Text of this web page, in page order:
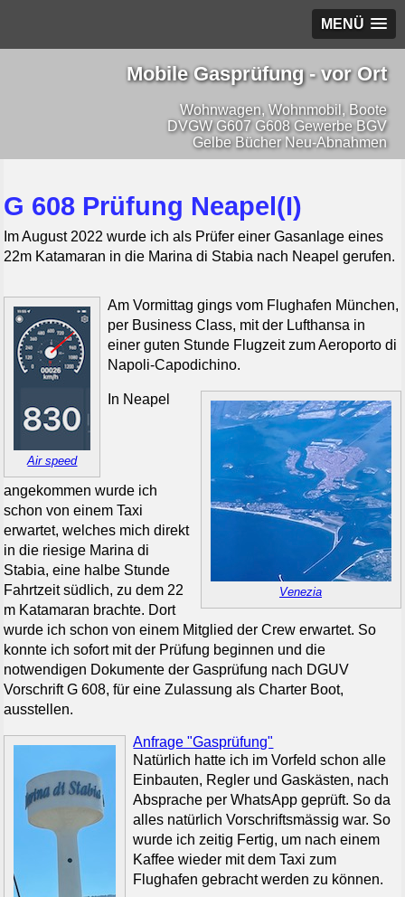
MENÜ
Mobile Gasprüfung - vor Ort
Wohnwagen, Wohnmobil, Boote
DVGW G607 G608 Gewerbe BGV
Gelbe Bücher Neu-Abnahmen
G 608 Prüfung Neapel(I)
Im August 2022 wurde ich als Prüfer einer Gasanlage eines
22m Katamaran in die Marina di Stabia nach Neapel gerufen.
Air speed
Am Vormittag gings vom Flughafen München,
per Business Class, mit der Lufthansa in
einer guten Stunde Flugzeit zum Aeroporto di
Napoli-Capodichino.
Venezia
In Neapel
angekommen wurde ich
schon von einem Taxi
erwartet, welches mich direkt
in die riesige Marina di
Stabia, eine halbe Stunde
Fahrtzeit südlich, zu dem 22
m Katamaran brachte. Dort
wurde ich schon von einem Mitglied der Crew erwartet. So
konnte ich sofort mit der Prüfung beginnen und die
notwendigen Dokumente der Gasprüfung nach DGUV
Vorschrift G 608, für eine Zulassung als Charter Boot,
ausstellen.
Anfrage "Gasprüfung"
Natürlich hatte ich im Vorfeld schon alle
Einbauten, Regler und Gaskästen, nach
Absprache per WhatsApp geprüft. So da
alles natürlich Vorschriftsmässig war. So
wurde ich zeitig Fertig, um nach einem
Kaffee wieder mit dem Taxi zum
Flughafen gebracht werden zu können.